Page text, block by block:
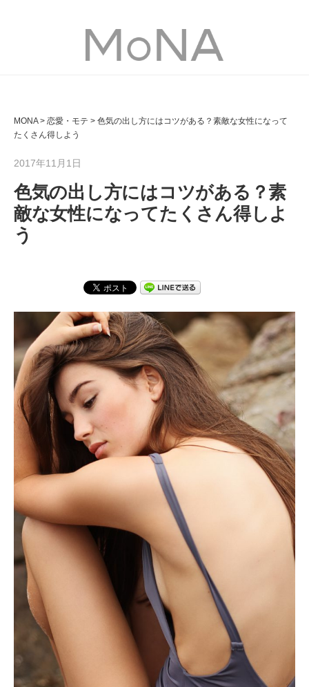
MONA
MONA> 恋愛・モテ > 色気の出し方にはコツがある？素敵な女性になって
たくさん得しよう
2017年11月1日
色気の出し方にはコツがある？素
敵な女性になってたくさん得しよ
う